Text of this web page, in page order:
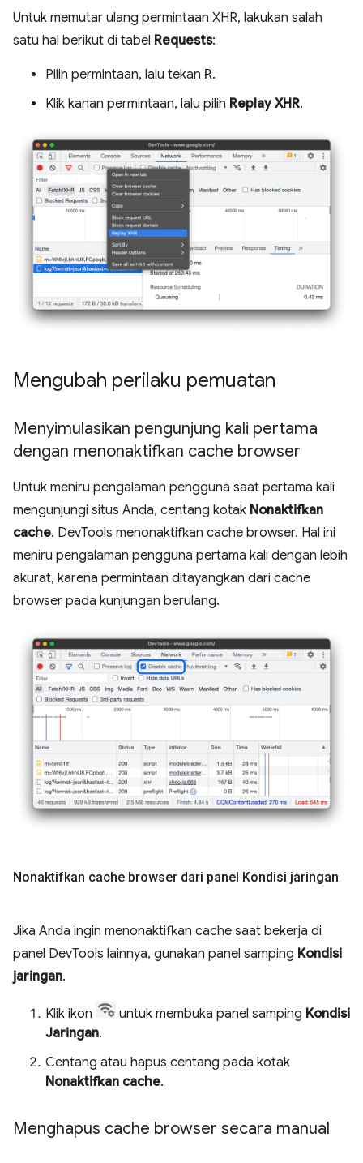
Untuk memutar ulang permintaan XHR, lakukan salah
satu hal berikut di tabel Requests:
Pilih permintaan, lalu tekan R.
Klik kanan permintaan, lalu pilih Replay XHR.
Mengubah perilaku pemuatan
Menyimulasikan pengunjung kali pertama
dengan menonaktifkan cache browser
Untuk meniru pengalaman pengguna saat pertama kali
mengunjungi situs Anda, centang kotak Nonaktifkan
cache. DevTools menonaktifkan cache browser. Hal ini
meniru pengalaman pengguna pertama kali dengan lebih
akurat, karena permintaan ditayangkan dari cache
browser pada kunjungan berulang.
Nonaktifkan cache browser dari panel Kondisi jaringan
Jika Anda ingin menonaktifkan cache saat bekerja di
panel DevTools lainnya, gunakan panel samping Kondisi
jaringan.
Klik ikon untuk membuka panel samping Kondisi
Jaringan.
Centang atau hapus centang pada kotak
Nonaktifkan cache.
Menghapus cache browser secara manual